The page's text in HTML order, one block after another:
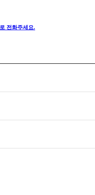
로 전화주세요.